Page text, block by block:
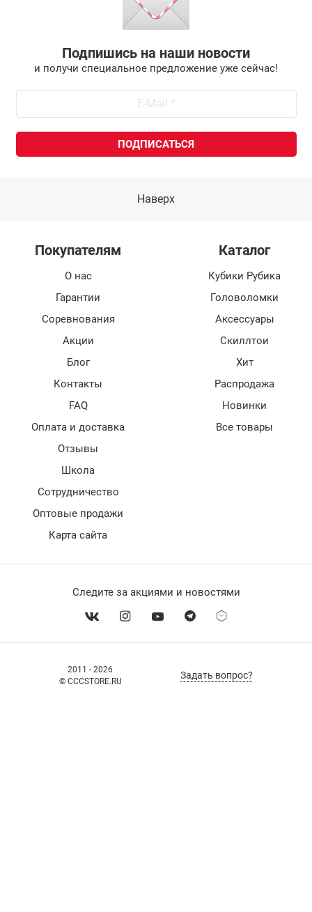
Подпишись на наши новости
и получи специальное предложение уже сейчас!
Наверх
2011 - 2026
© CCCSTORE.RU
Задать вопрос?
Покупателям
О нас
Гарантии
Соревнования
Акции
Блог
Контакты
FAQ
Оплата и доставка
Отзывы
Школа
Сотрудничество
Оптовые продажи
Карта сайта
Каталог
Кубики Рубика
Головоломки
Аксессуары
Скиллтои
Хит
Распродажа
Новинки
Все товары
Следите за акциями и новостями